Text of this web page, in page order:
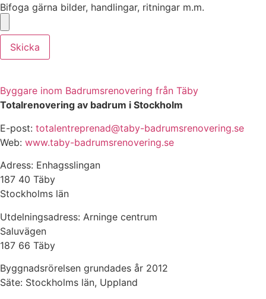
Bifoga gärna bilder, handlingar, ritningar m.m.
Skicka
Byggare inom Badrumsrenovering från Täby
Totalrenovering av badrum i Stockholm
E-post: totalentreprenad@taby-badrumsrenovering.se
Web: www.taby-badrumsrenovering.se
Adress: Enhagsslingan
187 40 Täby
Stockholms län
Utdelningsadress: Arninge centrum
Saluvägen
187 66 Täby
Byggnadsrörelsen grundades år 2012
Säte: Stockholms län, Uppland